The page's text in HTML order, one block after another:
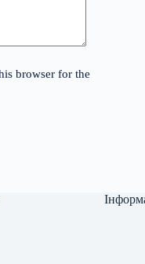
browser for the